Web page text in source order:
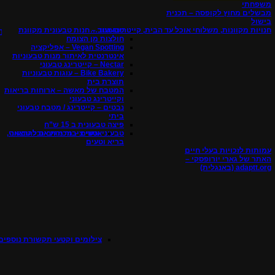
משפחתי
מבשלים מחוץ לקופסה – תכנית
בישול
חנויות מקוונות, משלוחי אוכל עד הבית, קייטרינג ועוד…טבעטוב – חנות טבעונית מקוונת
חולצות מן הצומח
Vegan Spotting – אפליקציה
אינטרנטית לאיתור מנות טבעוניות
Nectar – קייטרינג טבעוני
Bike Bakery – עוגות טבעוניות
תוצרת בית
המטבח של מאשה – ארוחות בריאות
וקייטרינג טבעוני
נבטים – קייטרינג / מטבח טבעוני
ביתי
פיצה טבעונית ב 15 ש”ח
טבעוני וטעים – מכירת אוכל טבעוני,
בריא וטעים
עמותות לזכויות בעלי חיים
האתר של גארי יורופסקי –
adaptt.org (באנגלית)
אנשי ציבור מגיבים להרצאה
צילומים וקטעי תקשורת